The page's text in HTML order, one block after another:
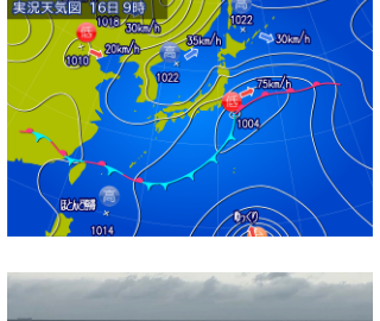
wanda
予報士 hiro.
banpaku
Mr.K
chappy
Romisea